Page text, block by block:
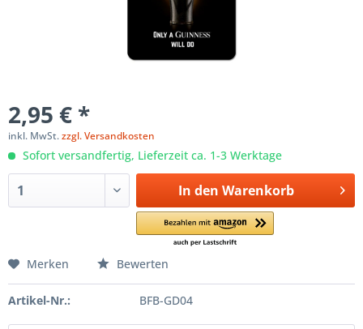
2,95 € *
inkl. MwSt.zzgl. Versandkosten
Sofort versandfertig, Lieferzeit ca. 1-3 Werktage
In den Warenkorb
Merken Bewerten
Artikel-Nr.: BFB-GD04